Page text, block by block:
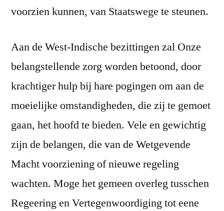
voorzien kunnen, van Staatswege te steunen.
Aan de West-Indische bezittingen zal Onze
belangstellende zorg worden betoond, door
krachtiger hulp bij hare pogingen om aan de
moeielijke omstandigheden, die zij te gemoet
gaan, het hoofd te bieden. Vele en gewichtig
zijn de belangen, die van de Wetgevende
Macht voorziening of nieuwe regeling
wachten. Moge het gemeen overleg tusschen
Regeering en Vertegenwoordiging tot eene